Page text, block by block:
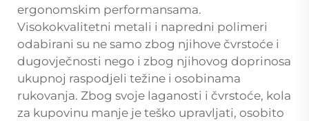
ergonomskim performansama.
Visokokvalitetni metali i napredni polimeri
odabirani su ne samo zbog njihove čvrstoće i
dugovječnosti nego i zbog njihovog doprinosa
ukupnoj raspodjeli težine i osobinama
rukovanja. Zbog svoje laganosti i čvrstoće, kola
za kupovinu manje je teško upravljati, osobito